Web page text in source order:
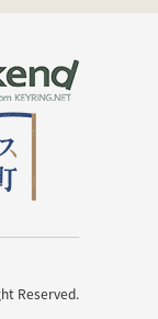
Reserved.